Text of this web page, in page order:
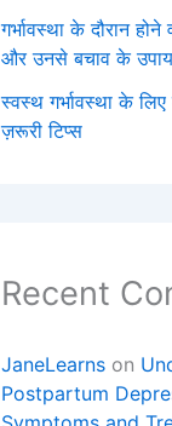
गर्भावस्था के दौरान
और उनसे बचाव के उपाय
स्वस्थ गर्भावस्था के
ज़रूरी टिप्स
Recent
JaneLearns on
Postpartum